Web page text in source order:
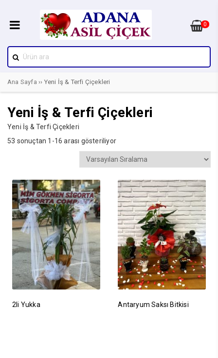
0
Ana Sayfa ›› Yeni İş & Terfi Çiçekleri
Yeni İş & Terfi Çiçekleri
Yeni İş & Terfi Çiçekleri
53 sonuçtan 1-16 arası gösteriliyor
2li Yukka Antaryum Saksı Bitkisi